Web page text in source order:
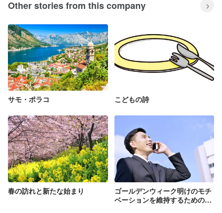
Other stories from this company
サモ・ポラコ こどもの詩
春の訪れと新たな始まり
ゴールデンウィーク明けのモチ
ベーションを維持するための5